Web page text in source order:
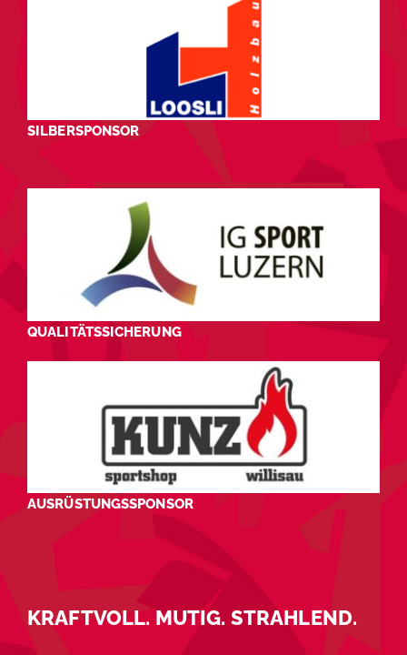
SILBERSPONSOR
QUALITÄTSSICHERUNG
AUSRÜSTUNGSSPONSOR
KRAFTVOLL. MUTIG. STRAHLEND.